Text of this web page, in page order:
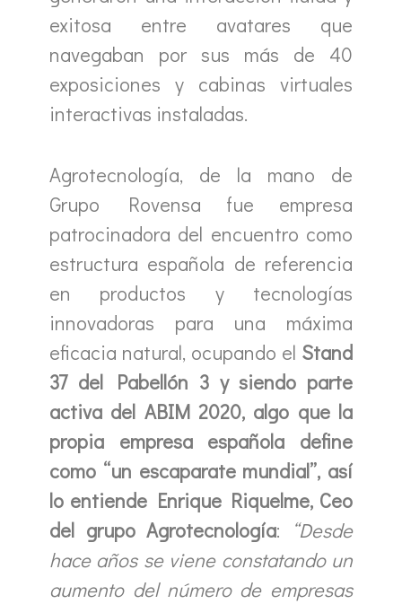
exitosa entre avatares que
navegaban por sus más de 40
exposiciones y cabinas virtuales
interactivas instaladas.
Agrotecnología, de la mano de
Grupo Rovensa fue empresa
patrocinadora del encuentro como
estructura española de referencia
en productos y tecnologías
innovadoras para una máxima
eficacia natural, ocupando el Stand
37 del Pabellón 3 y siendo parte
activa del ABIM 2020, algo que la
propia empresa española define
como “un escaparate mundial”, así
lo entiende Enrique Riquelme, Ceo
del grupo Agrotecnología:
“Desde
hace años se viene constatando un
aumento del número de empresas